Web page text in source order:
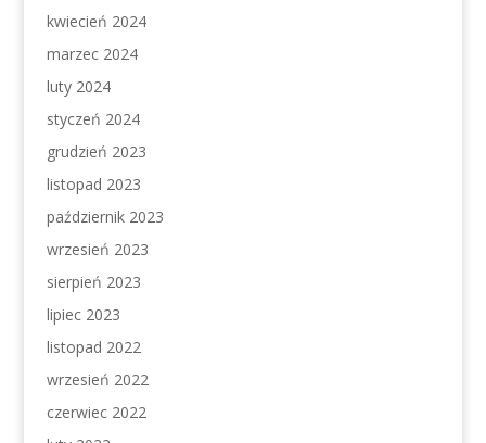
kwiecień 2024
marzec 2024
luty 2024
styczeń 2024
grudzień 2023
listopad 2023
październik 2023
wrzesień 2023
sierpień 2023
lipiec 2023
listopad 2022
wrzesień 2022
czerwiec 2022